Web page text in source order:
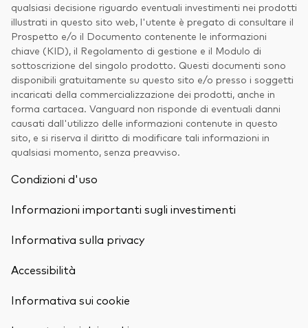
qualsiasi decisione riguardo eventuali investimenti nei prodotti
illustrati in questo sito web, l'utente è pregato di consultare il
Prospetto e/o il Documento contenente le informazioni
chiave (KID), il Regolamento di gestione e il Modulo di
sottoscrizione del singolo prodotto. Questi documenti sono
disponibili gratuitamente su questo sito e/o presso i soggetti
incaricati della commercializzazione dei prodotti, anche in
forma cartacea. Vanguard non risponde di eventuali danni
causati dall'utilizzo delle informazioni contenute in questo
sito, e si riserva il diritto di modificare tali informazioni in
qualsiasi momento, senza preavviso.
Condizioni d'uso
Informazioni importanti sugli investimenti
Informativa sulla privacy
Accessibilità
Informativa sui cookie